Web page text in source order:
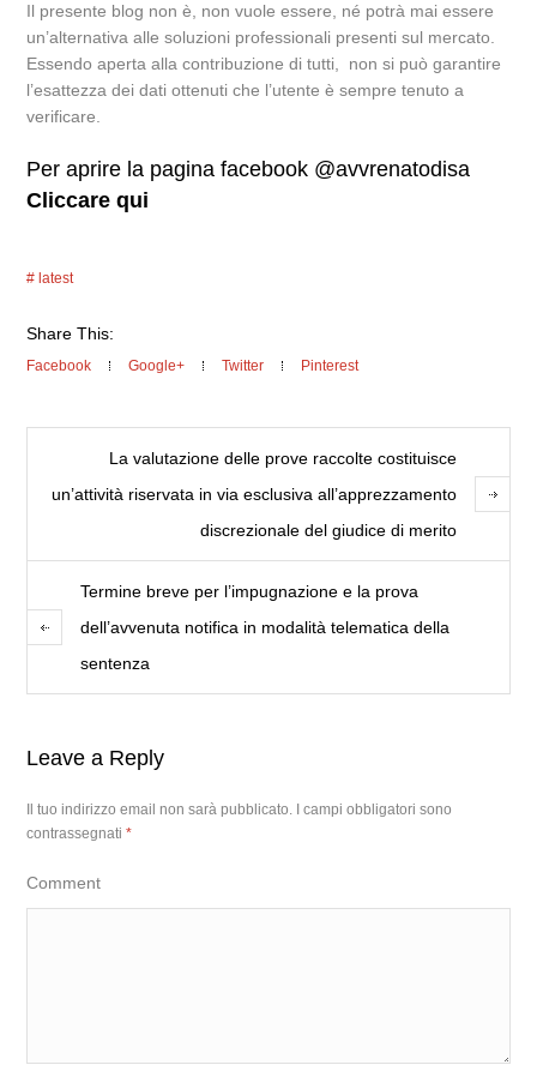
Il presente blog non è, non vuole essere, né potrà mai essere
un’alternativa alle soluzioni professionali presenti sul mercato.
Essendo aperta alla contribuzione di tutti, non si può garantire
l’esattezza dei dati ottenuti che l’utente è sempre tenuto a
verificare.
Per aprire la pagina facebook @avvrenatodisa
Cliccare qui
latest
Share This:
Facebook Google+ Twitter Pinterest
La valutazione delle prove raccolte costituisce
un’attività riservata in via esclusiva all’apprezzamento
discrezionale del giudice di merito
Termine breve per l’impugnazione e la prova
dell’avvenuta notifica in modalità telematica della
sentenza
Leave a Reply
Il tuo indirizzo email non sarà pubblicato.
I campi obbligatori sono
contrassegnati*
Comment